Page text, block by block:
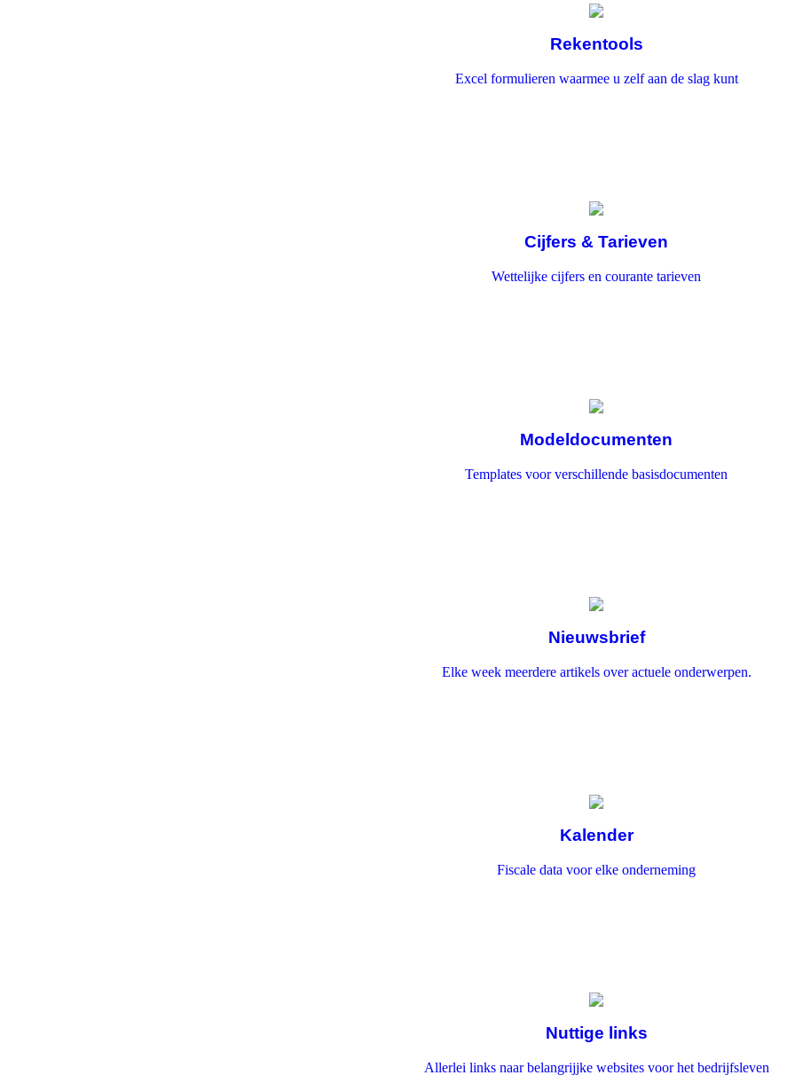
Rekentools
Excel formulieren waarmee u zelf aan de slag kunt
Cijfers & Tarieven
Wettelijke cijfers en courante tarieven
Modeldocumenten
Templates voor verschillende basisdocumenten
Nieuwsbrief
Elke week meerdere artikels over actuele onderwerpen.
Kalender
Fiscale data voor elke onderneming
Nuttige links
Allerlei links naar belangrijjke websites voor het bedrijfsleven